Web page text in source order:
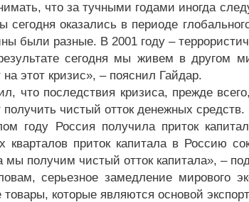
что за тучными годами иногда
сегодня оказались в периоде
были разные. В 2001 году –
сегодня мы живем в другом
на этот кризис», – пояснил Гайдар.
что последствия кризиса, прежде
чистый отток денежных средств.
году Россия получила приток
кварталов приток капитала в Россию
мы получим чистый отток капитала», –
серьезное замедление мирового
которые являются основой